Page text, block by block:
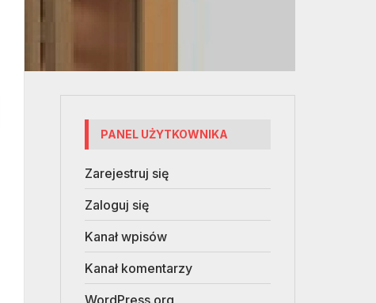
PANEL UŻYTKOWNIKA
Zarejestruj się
Zaloguj się
Kanał wpisów
Kanał komentarzy
WordPress.org